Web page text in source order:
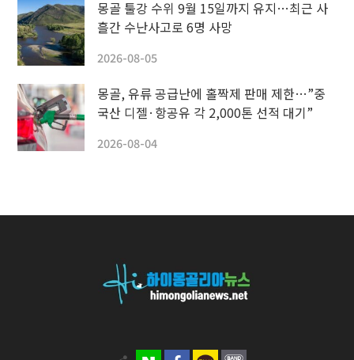
몽골 툴강 수위 9월 15일까지 유지…최근 사
흘간 수난사고로 6명 사망
2026-08-05
몽골, 유류 공급난에 홀짝제 판매 제한…”중
국산 디젤·항공유 각 2,000톤 선적 대기”
2026-08-04